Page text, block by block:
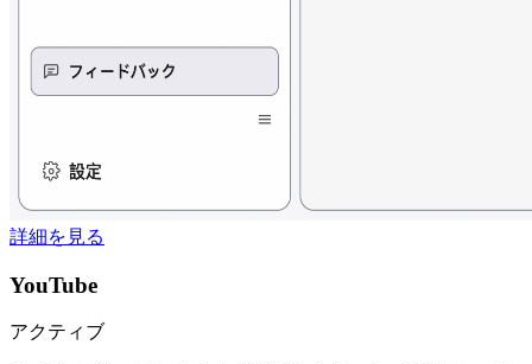
詳細を見る
YouTube
アクティブ